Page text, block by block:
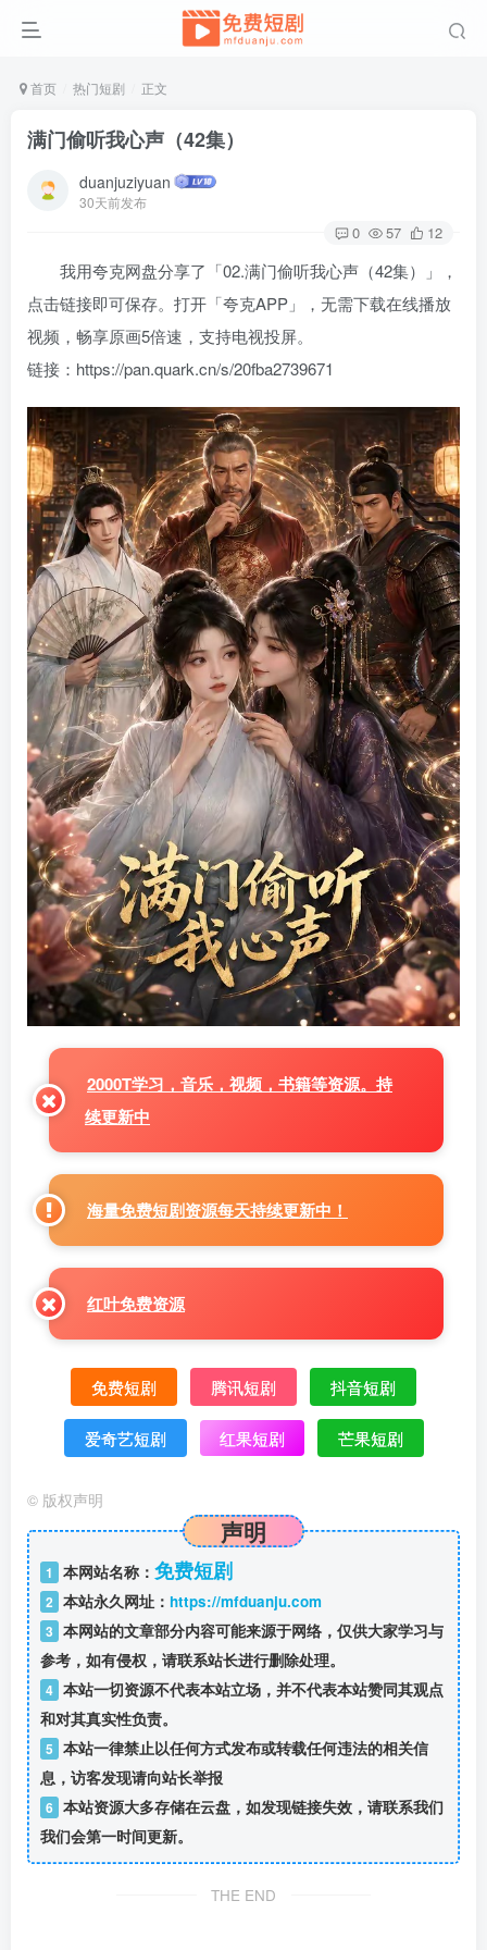
首页 热门短剧 正文
满门偷听我心声（42集）
duanjuziyuan
30天前发布
0 57 12
我用夸克网盘分享了「02.满门偷听我心声（42集）」，
点击链接即可保存。打开「夸克APP」，无需下载在线播放
视频，畅享原画5倍速，支持电视投屏。
链接：https://pan.quark.cn/s/20fba2739671
2000T学习，音乐，视频，书籍等资源。持
续更新中
海量免费短剧资源每天持续更新中！
红叶免费资源
免费短剧 腾讯短剧 抖音短剧
爱奇艺短剧 红果短剧 芒果短剧
© 版权声明
声明
1 本网站名称： 免费短剧
2 本站永久网址： https://mfduanju.com
3 本网站的文章部分内容可能来源于网络，仅供大家学习与
参考，如有侵权，请联系站长进行删除处理。
4 本站一切资源不代表本站立场，并不代表本站赞同其观点
和对其真实性负责。
5 本站一律禁止以任何方式发布或转载任何违法的相关信
息，访客发现请向站长举报
6 本站资源大多存储在云盘，如发现链接失效，请联系我们
我们会第一时间更新。
THE END